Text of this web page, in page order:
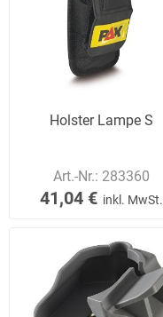
Holster Lampe S
Art.-Nr.: 283360
41,04 € inkl. MwSt.